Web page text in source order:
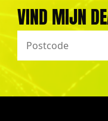
VIND MIJN